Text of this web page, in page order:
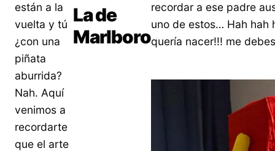
están a la
vuelta y tú
¿con una
piñata
aburrida?
Nah. Aquí
venimos a
recordarte
que el arte
La de
Marlboro
recordar a ese padre
uno de estos… Hah hah
quería nacer!!! me